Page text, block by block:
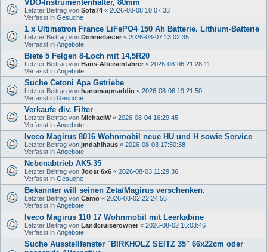
VDO-Instrumentenhalter, 80mm
Letzter Beitrag von Sofa74 « 2026-08-08 10:07:33
Verfasst in Gesuche
1 x Ultimatron France LiFePO4 150 Ah Batterie. Lithium-Batterie
Letzter Beitrag von Donnerlaster « 2026-08-07 13:02:35
Verfasst in Angebote
Biete 5 Felgen 8-Loch mit 14,5R20
Letzter Beitrag von Hans-Alteisenfahrer « 2026-08-06 21:28:11
Verfasst in Angebote
Suche Cetoni Apa Getriebe
Letzter Beitrag von hanomagmaddin « 2026-08-06 19:21:50
Verfasst in Gesuche
Verkaufe div. Filter
Letzter Beitrag von MichaelW« 2026-08-04 16:29:45
Verfasst in Angebote
Iveco Magirus 8016 Wohnmobil neue HU und H sowie Service
Letzter Beitrag von jmdahlhaus « 2026-08-03 17:50:38
Verfasst in Angebote
Nebenabtrieb AK5-35
Letzter Beitrag von Joost 6x6 « 2026-08-03 11:29:36
Verfasst in Gesuche
Bekannter will seinen Zeta/Magirus verschenken.
Letzter Beitrag von Camo « 2026-08-02 22:24:56
Verfasst in Angebote
Iveco Magirus 110 17 Wohnmobil mit Leerkabine
Letzter Beitrag von Landcruiserowner « 2026-08-02 16:03:46
Verfasst in Angebote
Suche Ausstellfenster "BIRKHOLZ SEITZ 35" 66x22cm oder